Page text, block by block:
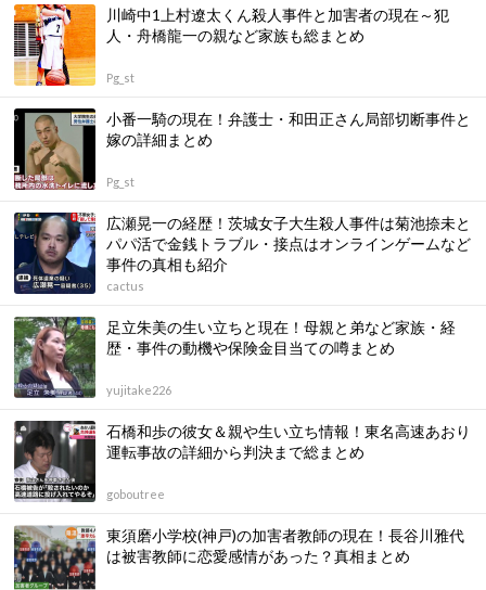
川崎中1上村遼太くん殺人事件と加害者の現在～犯
人・舟橋龍一の親など家族も総まとめ
Pg_st
小番一騎の現在！弁護士・和田正さん局部切断事件と
嫁の詳細まとめ
Pg_st
広瀬晃一の経歴！茨城女子大生殺人事件は菊池捺未と
パパ活で金銭トラブル・接点はオンラインゲームなど
事件の真相も紹介
cactus
足立朱美の生い立ちと現在！母親と弟など家族・経
歴・事件の動機や保険金目当ての噂まとめ
yujitake226
石橋和歩の彼女＆親や生い立ち情報！東名高速あおり
運転事故の詳細から判決まで総まとめ
goboutree
東須磨小学校(神戸)の加害者教師の現在！長谷川雅代
は被害教師に恋愛感情があった？真相まとめ